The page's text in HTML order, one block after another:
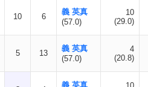
10 6
義 英真
(57.0)
10
(29.0)
5 13
義 英真
(57.0)
4
(20.8)
義 英真